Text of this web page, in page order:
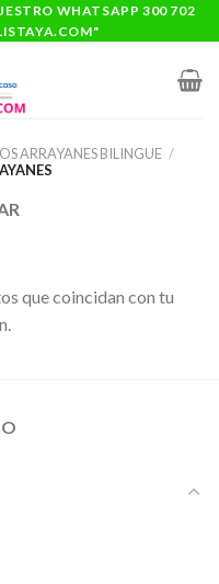
WHATSAPP 300 702
ARRAYANES BILINGUE /
que coincidan con tu